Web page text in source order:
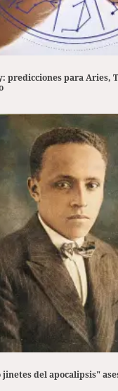
predicciones para Aries,
jinetes del apocalipsis"